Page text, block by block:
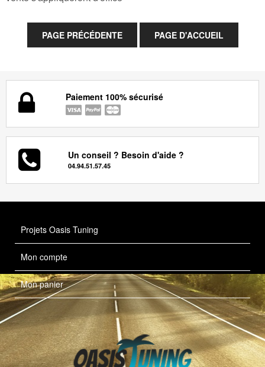
Paiement 100% sécurisé
Un conseil ? Besoin d'aide ?
04.94.51.57.45
Projets Oasis Tuning
Mon compte
Mon panier